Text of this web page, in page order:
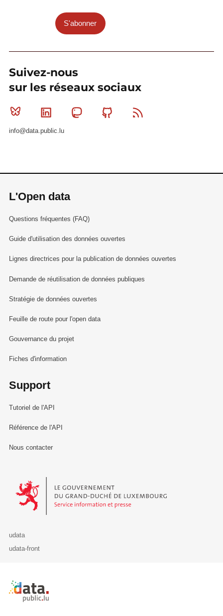
S'abonner
Suivez-nous
sur les réseaux sociaux
Bluesky Linkedin MastodonGithub
info@data.public.lu
L'Open data
Questions fréquentes (FAQ)
Guide d'utilisation des données ouvertes
Lignes directrices pour la publication de données ouvertes
Demande de réutilisation de données publiques
Stratégie de données ouvertes
Feuille de route pour l'open data
Gouvernance du projet
Fiches d'information
Support
Tutoriel de l'API
Référence de l'API
Nous contacter
Le Gouvernement du Grand-Duché de Luxembourg - Service
udata
udata-front
Retour à l'accueil de data.public.lu